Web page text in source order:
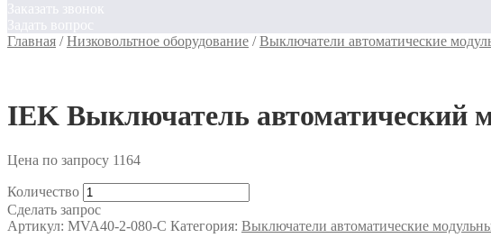
Заказать звонок
Задать вопрос
Главная /Низковольтное оборудование /Выключатели автоматические
IEK Выключатель автоматический
Цена по запросу 1164
Количество
Сделать запрос
Артикул: MVA40-2-080-C Категория: Выключатели автоматические